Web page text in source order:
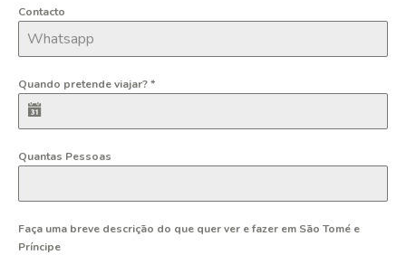
Contacto
Quando pretende viajar?*
Quantas Pessoas
Faça uma breve descrição do que quer ver e fazer em São Tomé e
Príncipe